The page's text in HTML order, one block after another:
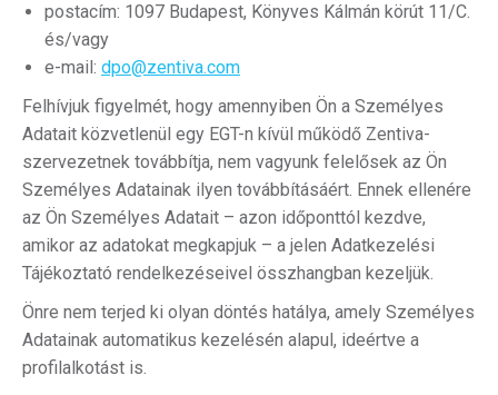
postacím: 1097 Budapest, Könyves Kálmán körút 11/C.
és/vagy
e-mail: dpo@zentiva.com
Felhívjuk figyelmét, hogy amennyiben Ön a Személyes
Adatait közvetlenül egy EGT-n kívül működő Zentiva-
szervezetnek továbbítja, nem vagyunk felelősek az Ön
Személyes Adatainak ilyen továbbításáért. Ennek ellenére
az Ön Személyes Adatait – azon időponttól kezdve,
amikor az adatokat megkapjuk – a jelen Adatkezelési
Tájékoztató rendelkezéseivel összhangban kezeljük.
Önre nem terjed ki olyan döntés hatálya, amely Személyes
Adatainak automatikus kezelésén alapul, ideértve a
profilalkotást is.